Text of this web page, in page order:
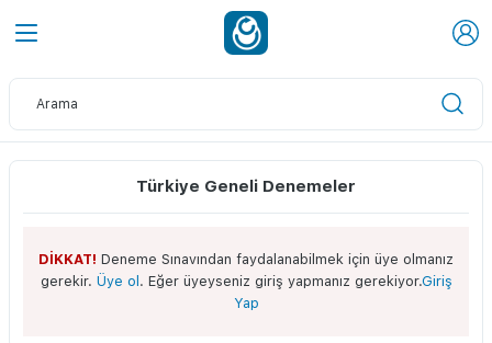
Türkiye Geneli Denemeler
DİKKAT! Deneme Sınavından faydalanabilmek için üye olmanız
gerekir. Üye ol . Eğer üyeyseniz giriş yapmanız gerekiyor.Giriş
Yap